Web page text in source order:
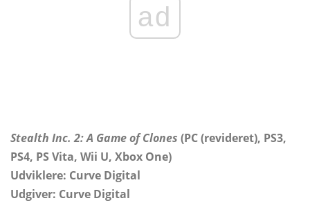
ad
Stealth Inc. 2: A Game of Clones (PC (revideret), PS3,
PS4, PS Vita, Wii U, Xbox One)
Udviklere: Curve Digital
Udgiver: Curve Digital